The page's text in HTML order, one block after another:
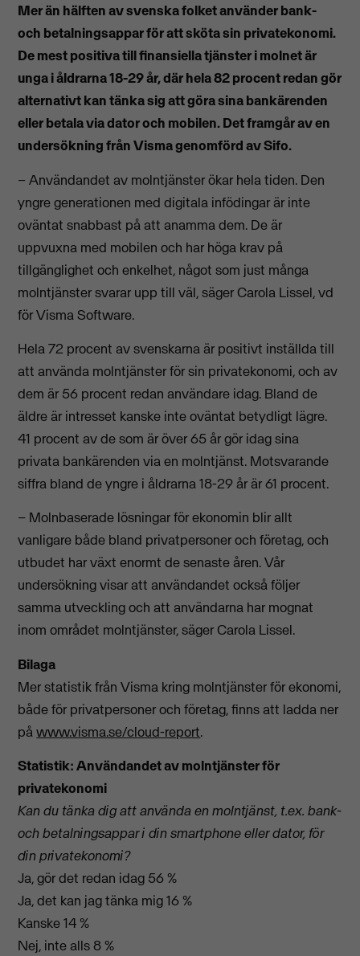
Mer än hälften av svenska folket använder bank-
och betalningsappar för att sköta sin privatekonomi.
De mest positiva till finansiella tjänster i molnet är
unga i åldrarna 18-29 år, där hela 82 procent redan gör
alternativt kan tänka sig att göra sina bankärenden
eller betala via dator och mobilen. Det framgår av en
undersökning från Visma genomförd av Sifo.
– Användandet av molntjänster ökar hela tiden. Den
yngre generationen med digitala infödingar är inte
oväntat snabbast på att anamma dem. De är
uppvuxna med mobilen och har höga krav på
tillgänglighet och enkelhet, något som just många
molntjänster svarar upp till väl, säger Carola Lissel, vd
för Visma Software.
Hela 72 procent av svenskarna är positivt inställda till
att använda molntjänster för sin privatekonomi, och av
dem är 56 procent redan användare idag. Bland de
äldre är intresset kanske inte oväntat betydligt lägre.
41 procent av de som är över 65 år gör idag sina
privata bankärenden via en molntjänst. Motsvarande
siffra bland de yngre i åldrarna 18-29 år är 61 procent.
– Molnbaserade lösningar för ekonomin blir allt
vanligare både bland privatpersoner och företag, och
utbudet har växt enormt de senaste åren. Vår
undersökning visar att användandet också följer
samma utveckling och att användarna har mognat
inom området molntjänster, säger Carola Lissel.
Bilaga
Mer statistik från Visma kring molntjänster för ekonomi,
både för privatpersoner och företag, finns att ladda ner
påwww.visma.se/cloud-report.
Statistik: Användandet av molntjänster för
privatekonomi
Kan du tänka dig att använda en molntjänst, t.ex. bank-
och betalningsappar i din smartphone eller dator, för
din privatekonomi?
Ja, gör det redan idag 56 %
Ja, det kan jag tänka mig 16 %
Kanske 14 %
Nej, inte alls 8 %